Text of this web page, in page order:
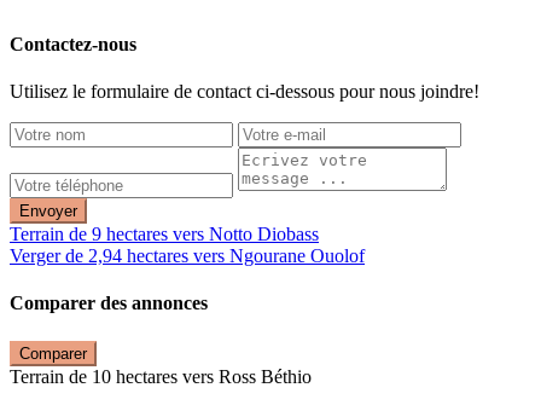
Contactez-nous
Utilisez le formulaire de contact ci-dessous pour nous joindre!
Envoyer
Terrain de 9 hectares vers Notto Diobass
Verger de 2,94 hectares vers Ngourane Ouolof
Comparer des annonces
Comparer
Terrain de 10 hectares vers Ross Béthio